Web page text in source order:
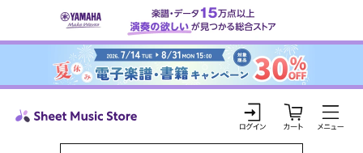
ンツに
カ
ー
ト